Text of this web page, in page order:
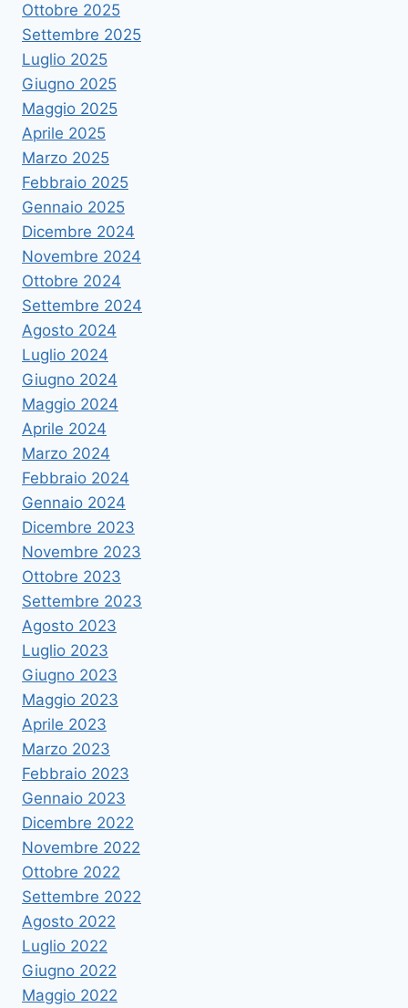
Ottobre 2025
Settembre 2025
Luglio 2025
Giugno 2025
Maggio 2025
Aprile 2025
Marzo 2025
Febbraio 2025
Gennaio 2025
Dicembre 2024
Novembre 2024
Ottobre 2024
Settembre 2024
Agosto 2024
Luglio 2024
Giugno 2024
Maggio 2024
Aprile 2024
Marzo 2024
Febbraio 2024
Gennaio 2024
Dicembre 2023
Novembre 2023
Ottobre 2023
Settembre 2023
Agosto 2023
Luglio 2023
Giugno 2023
Maggio 2023
Aprile 2023
Marzo 2023
Febbraio 2023
Gennaio 2023
Dicembre 2022
Novembre 2022
Ottobre 2022
Settembre 2022
Agosto 2022
Luglio 2022
Giugno 2022
Maggio 2022